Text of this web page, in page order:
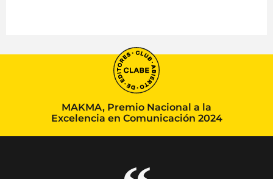
MAKMA, Premio Nacional a la
Excelencia en Comunicación 2024